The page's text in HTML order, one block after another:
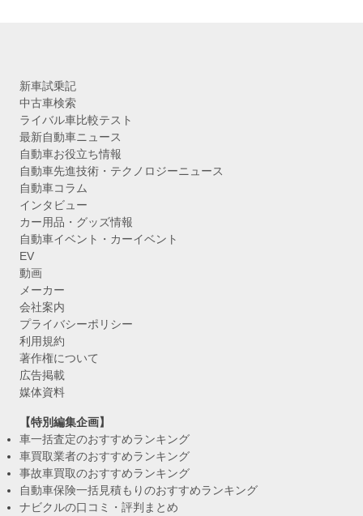
新車試乗記
中古車検索
ライバル車比較テスト
最新自動車ニュース
自動車お役立ち情報
自動車先進技術・テクノロジーニュース
自動車コラム
インタビュー
カー用品・グッズ情報
自動車イベント・カーイベント
EV
動画
メーカー
会社案内
プライバシーポリシー
利用規約
著作権について
広告掲載
媒体資料
【特別編集企画】
車一括査定のおすすめランキング
車買取業者のおすすめランキング
事故車買取のおすすめランキング
自動車保険一括見積もりのおすすめランキング
ナビクルの口コミ・評判まとめ